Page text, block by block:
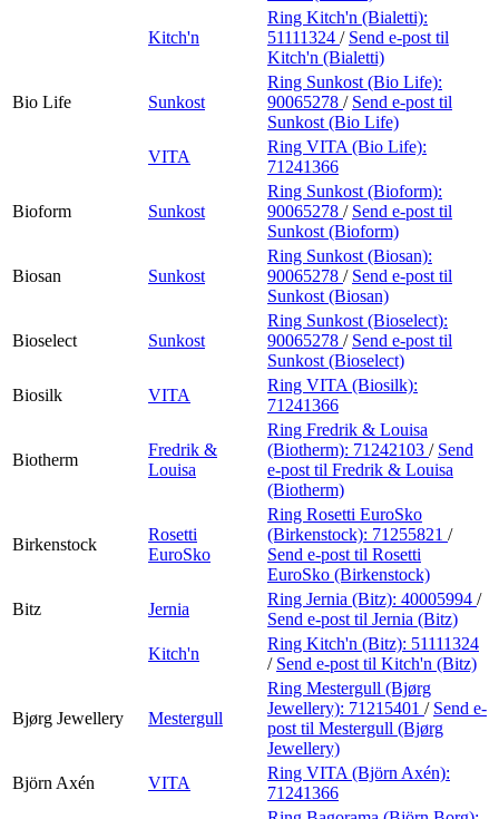
Kitch'n
Ring Kitch'n (Bialetti):
51111324 / Send e-post til
Kitch'n (Bialetti)
Bio Life Sunkost
Ring Sunkost (Bio Life):
90065278 / Send e-post til
Sunkost (Bio Life)
VITA
Ring VITA (Bio Life):
71241366
Bioform Sunkost
Ring Sunkost (Bioform):
90065278 / Send e-post til
Sunkost (Bioform)
Biosan Sunkost
Ring Sunkost (Biosan):
90065278 / Send e-post til
Sunkost (Biosan)
Bioselect Sunkost
Ring Sunkost (Bioselect):
90065278 / Send e-post til
Sunkost (Bioselect)
Biosilk
VITA
Ring VITA (Biosilk):
71241366
Biotherm
Fredrik &
Louisa
Ring Fredrik & Louisa
(Biotherm): 71242103 / Send
e-post til Fredrik & Louisa
(Biotherm)
Birkenstock
Rosetti
EuroSko
Ring Rosetti EuroSko
(Birkenstock): 71255821 /
Send e-post til Rosetti
EuroSko (Birkenstock)
Bitz
Jernia
Ring Jernia (Bitz): 40005994 /
Send e-post til Jernia (Bitz)
Kitch'n
Ring Kitch'n (Bitz): 51111324
/ Send e-post til Kitch'n (Bitz)
Bjørg Jewellery Mestergull
Ring Mestergull (Bjørg
Jewellery): 71215401 / Send e-
post til Mestergull (Bjørg
Jewellery)
Björn Axén
VITA
Ring VITA (Björn Axén):
71241366